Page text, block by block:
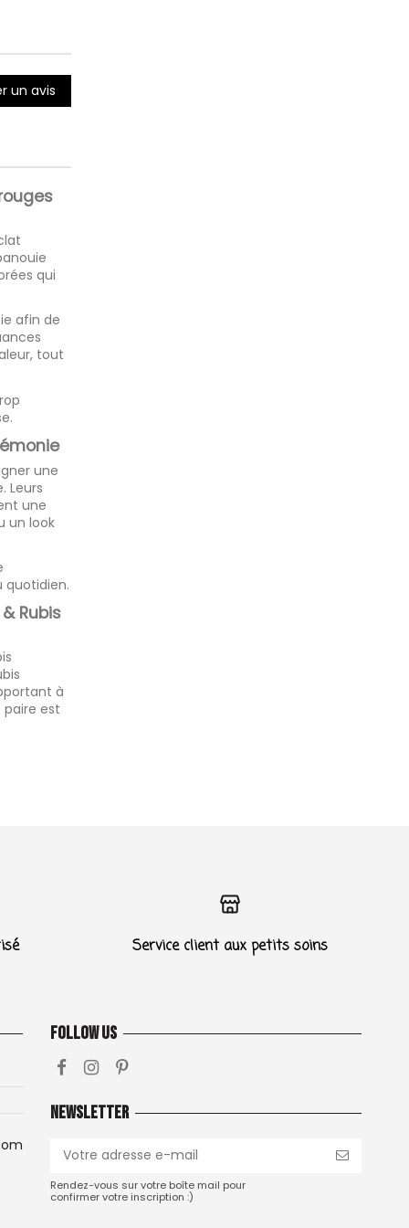
un avis
qui
afin de
tout
une
Leurs
une
un look
quotidien.
Rubis
à
est
Service client aux petits soins
Follow us
Newsletter
Rendez-vous sur votre boîte mail pour
confirmer votre inscription :)